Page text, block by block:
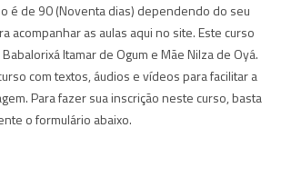
é de 90 (Noventa dias) dependendo do seu
acompanhar as aulas aqui no site. Este curso
Itamar de Ogum e Mãe Nilza de Oyá.
com textos, áudios e vídeos para facilitar a
Para fazer sua inscrição neste curso, basta
o formulário abaixo.